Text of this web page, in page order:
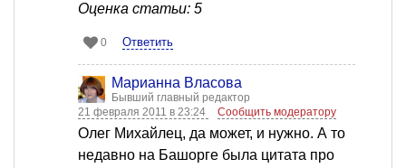
Оценка статьи: 5
0 Ответить
Марианна Власова
Бывший главный редактор
21 февраля 2011 в 23:24
Сообщить модератору
Олег Михайлец, да может, и нужно. А то
недавно на Башорге была цитата про